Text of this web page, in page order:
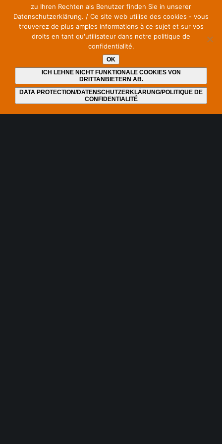
Veranstaltungs- und Medienwirtschaft.
Eingetragen im seit 2022 existierenden Lobbyregister für die
und der Bundesregierung unter Nummer R000040.
zu Ihren Rechten als Benutzer finden Sie in unserer
Datenschutzerklärung. / Ce site web utilise des cookies - vous
trouverez de plus amples informations à ce sujet et sur vos
droits en tant qu'utilisateur dans notre politique de
confidentialité.
OK
ICH LEHNE NICHT FUNKTIONALE COOKIES VON
DRITTANBIETERN AB.
DATA PROTECTION/DATENSCHUTZERKLÄRUNG/POLITIQUE DE
CONFIDENTIALITÉ